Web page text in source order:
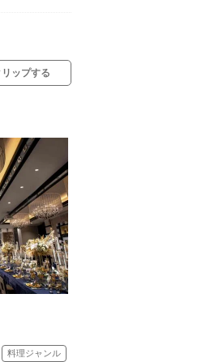
リップする
料理ジャンル